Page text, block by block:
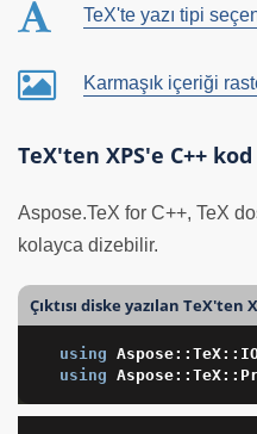
TeX'te yazı tipi
Karmaşık içeriği
TeX'ten XPS'e C++
Aspose.TeX for C++, TeX
kolayca dizebilir.
Çıktısı diske yazılan TeX'ten
using
using